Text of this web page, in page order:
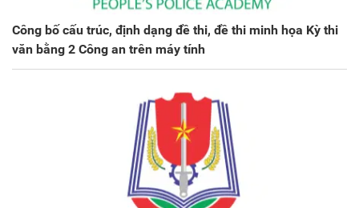
Công bố cấu trúc, định dạng đề thi, đề thi minh họa Kỳ thi
văn bằng 2 Công an trên máy tính